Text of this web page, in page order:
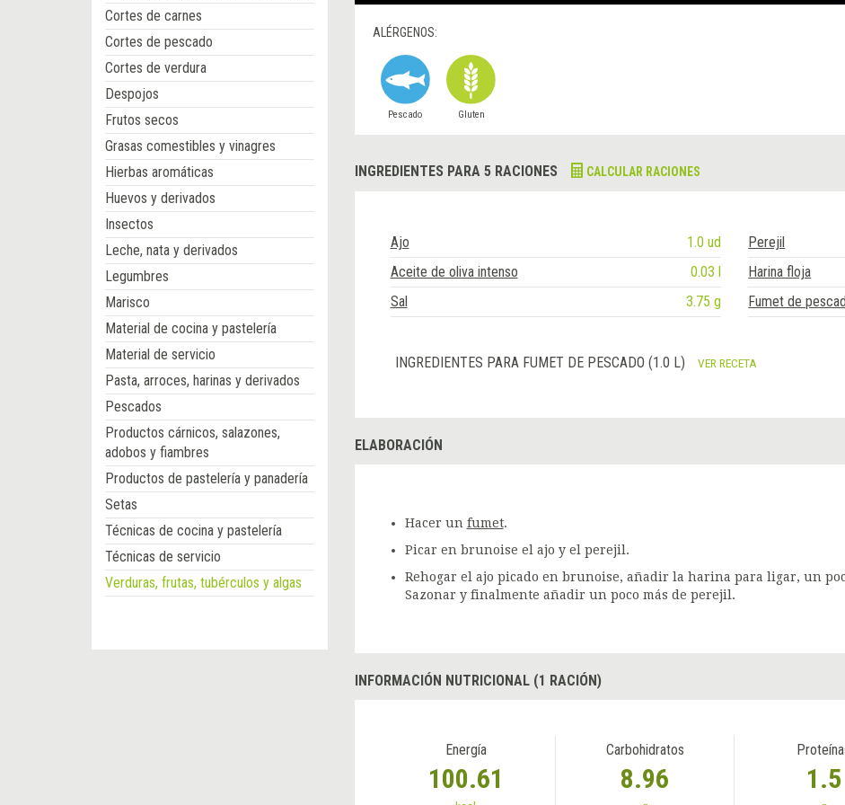
Cortes de carnes
Cortes de pescado
Cortes de verdura
Despojos
Frutos secos
Grasas comestibles y vinagres
Hierbas aromáticas
Huevos y derivados
Insectos
Leche, nata y derivados
Legumbres
Marisco
Material de cocina y pastelería
Material de servicio
Pasta, arroces, harinas y derivados
Pescados
Productos cárnicos, salazones,
adobos y fiambres
Productos de pastelería y panadería
Setas
Técnicas de cocina y pastelería
Técnicas de servicio
Verduras, frutas, tubérculos y algas
ALÉRGENOS:
Pescado Gluten
INGREDIENTES PARA 5 RACIONES CALCULAR RACIONES
Ajo 1.0 ud Perejil
Aceite de oliva intenso
0.03 l Harina floja
Sal
3.75 g Fumet de
INGREDIENTES PARA FUMET DE PESCADO (1.0 L) VER RECETA
ELABORACIÓN
Hacer un fumet.
Picar en brunoise el ajo y el perejil.
Rehogar el ajo picado en brunoise, añadir la harina para ligar, un
Sazonar y finalmente añadir un poco más de perejil.
INFORMACIÓN NUTRICIONAL (1 RACIÓN)
Energía
100.61
Carbohidratos
8.96 1.5